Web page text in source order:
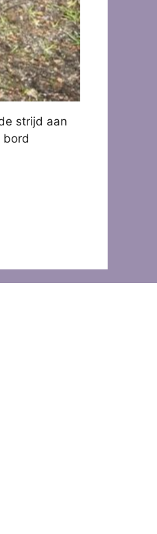
strijd aan
bord